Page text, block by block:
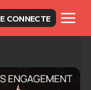
CONNECTE